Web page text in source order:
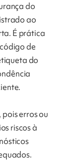
do
ao
É prática
de
do
erros ou
riscos à